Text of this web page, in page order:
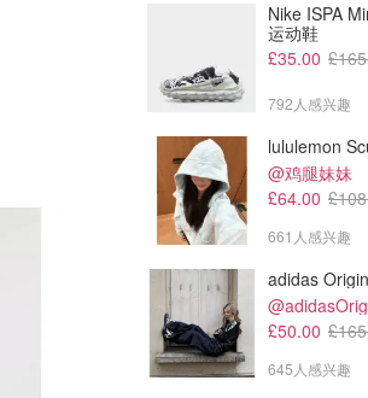
Nike ISPA
运动鞋
£35.00
792人感兴趣
@鸡腿妹妹
£64.00
661人感兴趣
£50.00
645人感兴趣